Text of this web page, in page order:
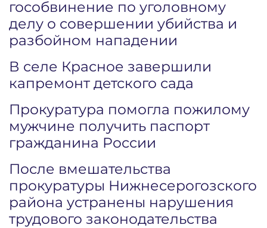
гособвинение по уголовному
делу о совершении убийства и
разбойном нападении
В селе Красное завершили
капремонт детского сада
Прокуратура помогла пожилому
мужчине получить паспорт
гражданина России
После вмешательства
прокуратуры Нижнесерогозского
района устранены нарушения
трудового законодательства